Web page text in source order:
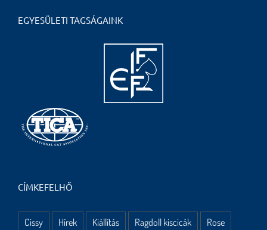
EGYESÜLETI TAGSÁGAINK
CÍMKEFELHŐ
Cissy Hírek Kiállítás Ragdoll kiscicák
Rose